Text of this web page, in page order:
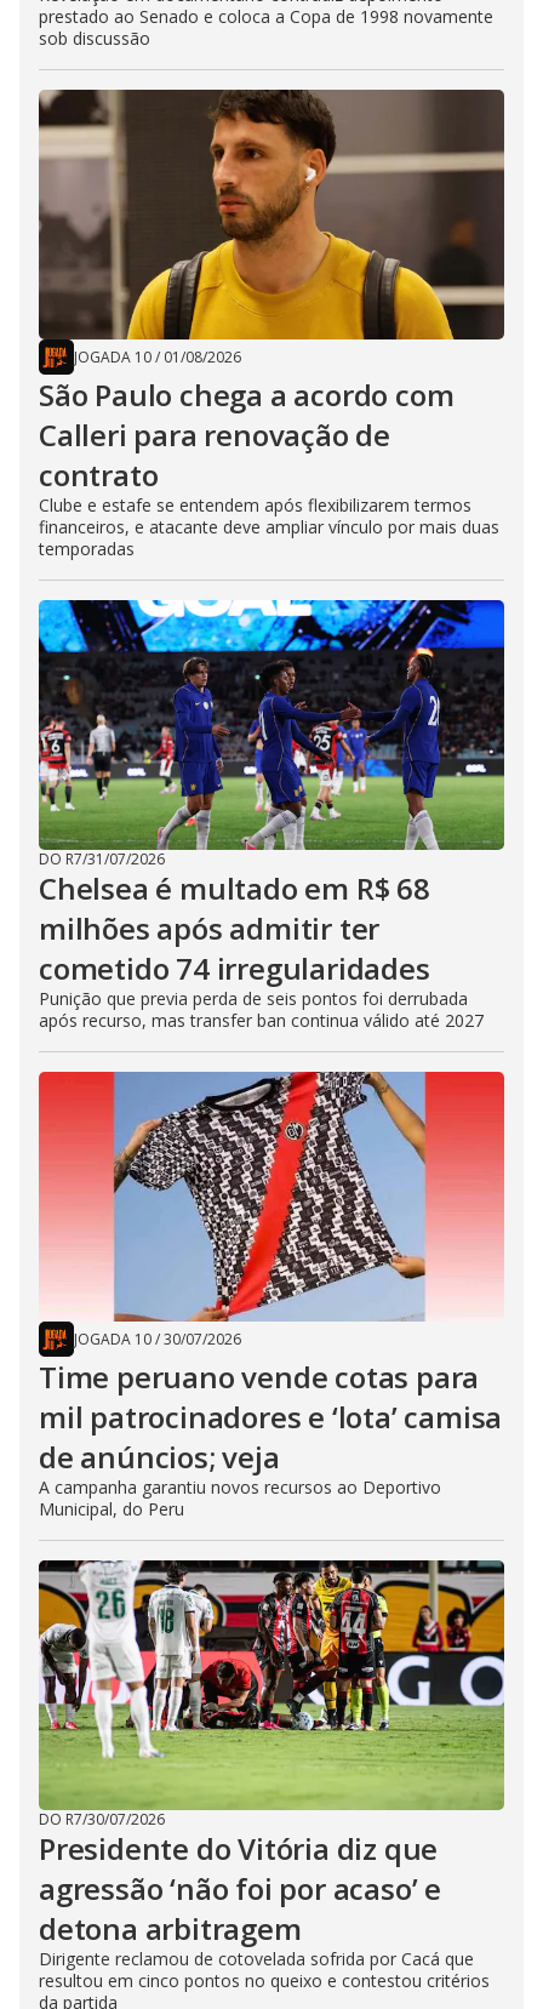
prestado ao Senado e coloca a Copa de 1998 novamente
sob discussão
JOGADA 10/ 01/08/2026
São Paulo chega a acordo com
Calleri para renovação de
contrato
Clube e estafe se entendem após flexibilizarem termos
financeiros, e atacante deve ampliar vínculo por mais duas
temporadas
DO R7/31/07/2026
Chelsea é multado em R$ 68
milhões após admitir ter
cometido 74 irregularidades
Punição que previa perda de seis pontos foi derrubada
após recurso, mas transfer ban continua válido até 2027
JOGADA 10/30/07/2026
Time peruano vende cotas para
mil patrocinadores e ‘lota’ camisa
de anúncios; veja
A campanha garantiu novos recursos ao Deportivo
Municipal, do Peru
DO R7/30/07/2026
Presidente do Vitória diz que
agressão ‘não foi por acaso’ e
detona arbitragem
Dirigente reclamou de cotovelada sofrida por Cacá que
resultou em cinco pontos no queixo e contestou critérios
da partida